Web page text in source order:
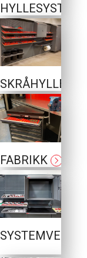
HYLLESYSTEM
SKRÅHYLLER
FABRIKK
SYSTEMVEGG